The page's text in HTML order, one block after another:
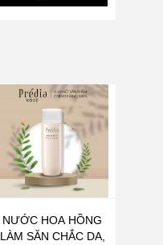
NƯỚC HOA HỒNG
LÀM SĂN CHẮC DA,